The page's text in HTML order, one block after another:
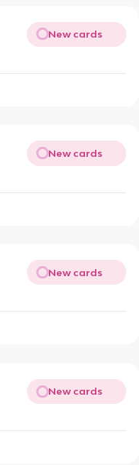
New cards
New cards
New cards
New cards